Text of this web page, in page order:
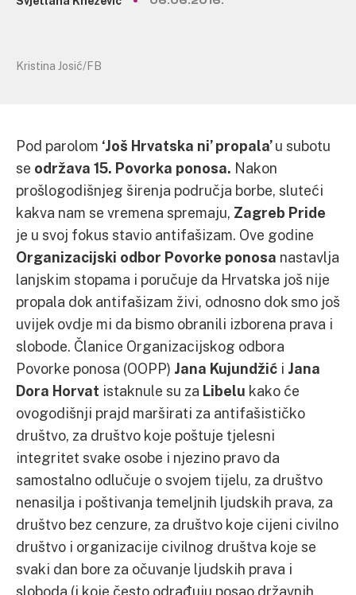
Kristina Josić/FB
Pod parolom ‘Još Hrvatska ni’ propala’u subotu
se održava 15. Povorka ponosa. Nakon
prošlogodišnjeg širenja područja borbe, sluteći
kakva nam se vremena spremaju, Zagreb Pride
je u svoj fokus stavio antifašizam. Ove godine
Organizacijski odbor Povorke ponosa nastavlja
lanjskim stopama i poručuje da Hrvatska još nije
propala dok antifašizam živi, odnosno dok smo još
uvijek ovdje mi da bismo obranili izborena prava i
slobode. Članice Organizacijskog odbora
Povorke ponosa (OOPP) Jana Kujundžić i Jana
Dora Horvat istaknule su za Libelu kako će
ovogodišnji prajd marširati za antifašističko
društvo, za društvo koje poštuje tjelesni
integritet svake osobe i njezino pravo da
samostalno odlučuje o svojem tijelu, za društvo
nenasilja i poštivanja temeljnih ljudskih prava, za
društvo bez cenzure, za društvo koje cijeni civilno
društvo i organizacije civilnog društva koje se
svaki dan bore za očuvanje ljudskih prava i
sloboda (i koje često odrađuju posao državnih